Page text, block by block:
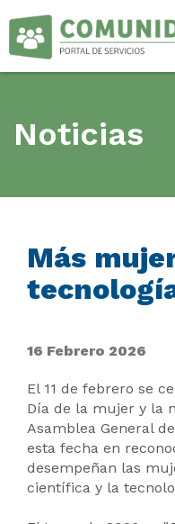
Noticias
Más
16 Febrero 2026
El 11 de febrero se
Día de la mujer y la
Asamblea General
esta fecha en
desempeñan las
científica y la